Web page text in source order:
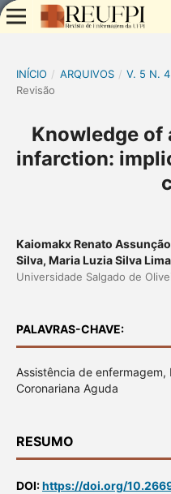
INÍCIO / ARQUIVOS / V. 5 N.
Revisão
Knowledge of
infarction:
Kaiomakx Renato
Silva, Maria Luzia Silva Lima
Universidade Salgado de
PALAVRAS-CHAVE:
Assistência de
Coronariana Aguda
RESUMO
DOI:https://doi.org/